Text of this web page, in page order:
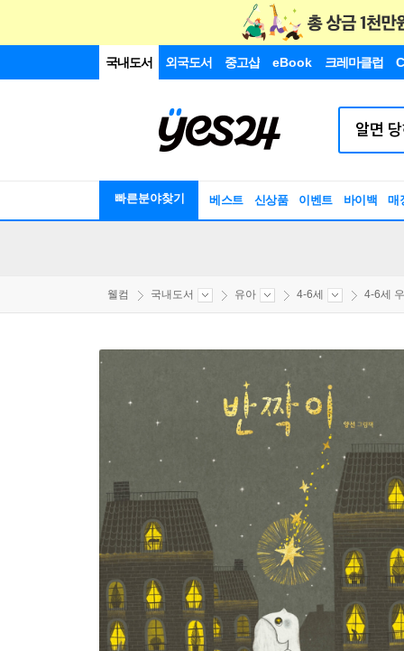
국내도서 외국도서 중고샵 eBook 크레마클럽
빠른분야찾기 베스트 신상품 이벤트 바이백 매
웰컴 국내도서 유아 4-6세 4-6세